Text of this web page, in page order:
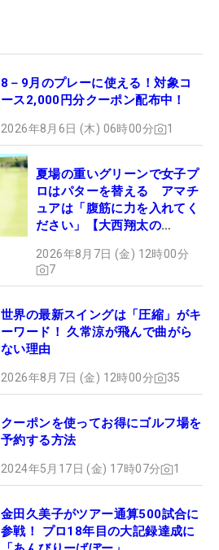
8－9月のプレーに使える！対象コ
ース2,000円分クーポン配布中！
2026年8月6日 (木) 06時00分 1
夏場の重いグリーンで女子プ
ロはパターを替える アマチ
ュアは「腹筋に力を入れてく
ださい」【大西翔太の
2026年8月7日 (金) 12時00分
7
世界の最新スイングは「圧縮」がキ
ーワード！ 久常涼が飛んで曲がら
ない理由
2026年8月7日 (金) 12時00分 35
クーポンを使ってお得にゴルフ場を
予約する方法
2024年5月17日 (金) 17時07分 1
金田久美子がツアー通算500試合に
参戦！ プロ18年目の大記録達成に